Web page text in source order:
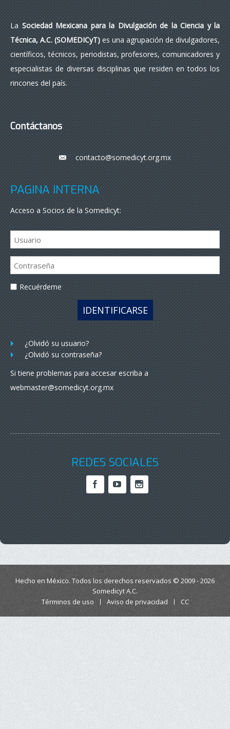
LaSociedad Mexicana para la Divulgación de la Ciencia y la
Técnica, A.C. (SOMEDICyT)es una agrupación de divulgadores,
científicos, técnicos, periodistas, profesores, comunicadores y
especialistas de diversas disciplinas que residen en todos los
rincones del país.
Contáctanos
___contacto@somedicyt.org.mx
PÁGINA INTERNA
Acceso a Socios de la Somedicyt:
Recuérdeme
IDENTIFICARSE
¿Olvidó su usuario?
¿Olvidó su contraseña?
Si tiene problemas para accesar escriba a
webmaster@somedicyt.org.mx
REDES SOCIALES
Hecho en México. Todos los derechos reservados © 2009 - 2026
Somedicyt A.C.
Términos de uso
Aviso de privacidad CC